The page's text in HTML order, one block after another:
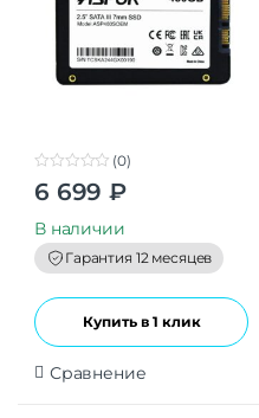
0
o
t
o
f
5
(0)
6 699 ₽
В наличии
Гарантия 12 месяцев
Купить в 1 клик
Сравнение